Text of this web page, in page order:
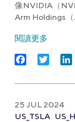
像NVIDIA（
Arm Holdings
閱讀更多
FacebookTwitter
25 JUL 2024
US_TSLA